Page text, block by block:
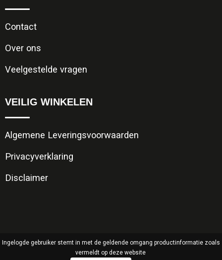
Contact
Over ons
Veelgestelde vragen
VEILIG WINKELEN
Algemene Leveringsvoorwaarden
Privacyverklaring
Disclaimer
Ingelogde gebruiker stemt in met de geldende omgang productinformatie zoals
vermeldt op deze website